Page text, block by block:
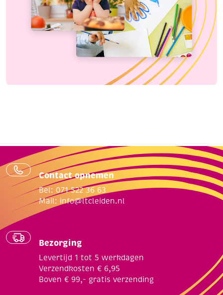
Contact opnemen
Bel: 071 522 36 63
Mail: info@ltcleiden.nl
Bezorging
Levertijd 1 tot 5 werkdagen
Verzendkosten € 6,95
Boven € 99,- gratis verzending